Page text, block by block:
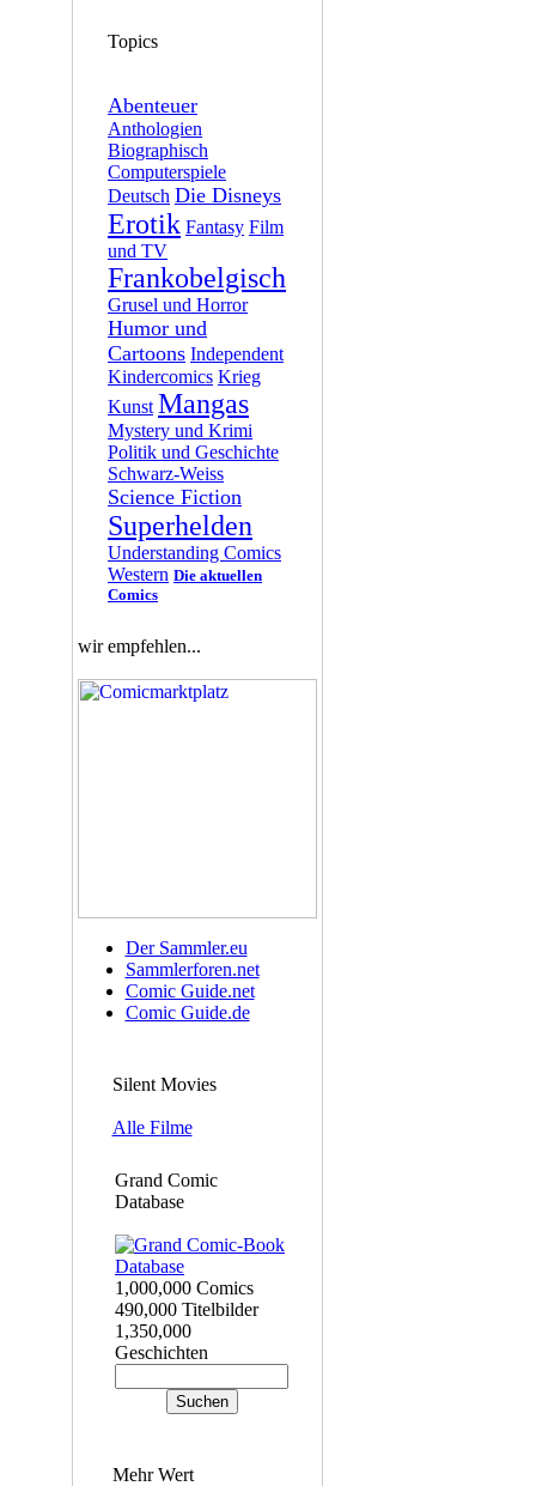
Topics
Abenteuer
Anthologien
Biographisch
Computerspiele
Deutsch Die Disneys
Erotik Fantasy Film
und TV
Frankobelgisch
Grusel und Horror
Humor und
Cartoons Independent
Kindercomics Krieg
Kunst Mangas
Mystery und Krimi
Politik und Geschichte
Schwarz-Weiss
Science Fiction
Superhelden
Understanding Comics
Western Die aktuellen
Comics
wir empfehlen...
Der Sammler.eu
Sammlerforen.net
Comic Guide.net
Comic Guide.de
Silent Movies
Alle Filme
Grand Comic
Database
1,000,000 Comics
490,000 Titelbilder
1,350,000
Geschichten
Mehr Wert